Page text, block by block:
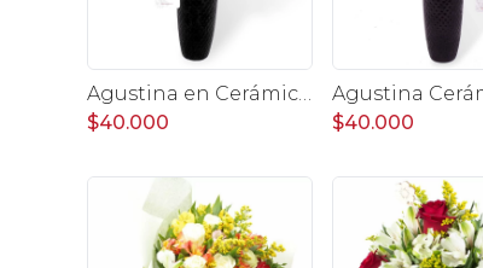
Agustina en Cerámica - Arreglo 10 rosas rojo y astromeliass
$40.000
$40.000